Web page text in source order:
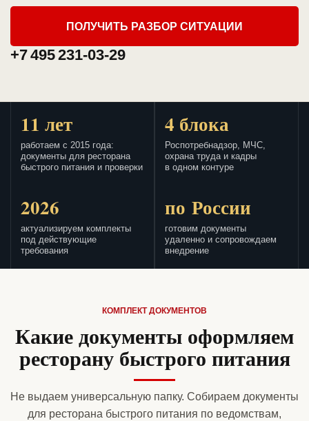
ПОЛУЧИТЬ РАЗБОР СИТУАЦИИ
+7 495 231-03-29
11 лет
работаем с 2015 года:
документы для ресторана
быстрого питания и проверки
4 блока
Роспотребнадзор, МЧС,
охрана труда и кадры
в одном контуре
2026
актуализируем комплекты
под действующие
требования
по России
готовим документы
удаленно и сопровождаем
внедрение
КОМПЛЕКТ ДОКУМЕНТОВ
Какие документы оформляем
ресторану быстрого питания
Не выдаем универсальную папку. Собираем документы
для ресторана быстрого питания по ведомствам,